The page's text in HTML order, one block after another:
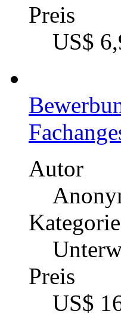
Preis
US$
Autor
Kategorie
Preis
US$